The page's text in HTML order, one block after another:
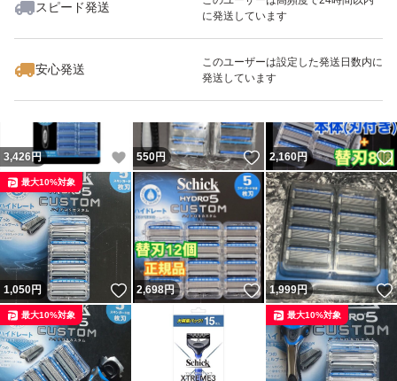
スピード発送
に発送しています
安心発送
このユーザーは設定した発送日数内に
発送しています
いいね！
2,500
3,426 円 いいね！
550円 いいね！
2,160円
1,050円 いいね！
最大10%対象
2,698円 いいね！
1,999円
最大10%対象 最大10%対象